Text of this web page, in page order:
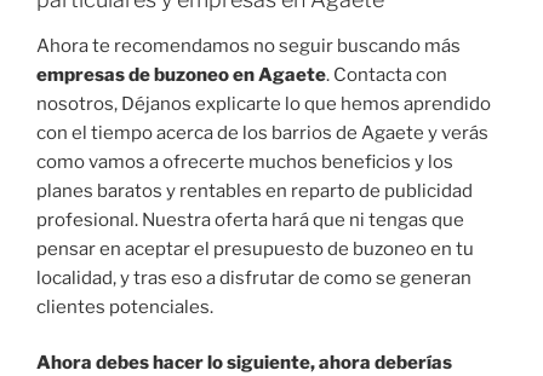
Ahora te recomendamos no seguir buscando más
empresas de buzoneo en Agaete. Contacta con
nosotros, Déjanos explicarte lo que hemos aprendido
con el tiempo acerca de los barrios de Agaete y verás
como vamos a ofrecerte muchos beneficios y los
planes baratos y rentables en reparto de publicidad
profesional. Nuestra oferta hará que ni tengas que
pensar en aceptar el presupuesto de buzoneo en tu
localidad, y tras eso a disfrutar de como se generan
clientes potenciales.
Ahora debes hacer lo siguiente, ahora deberías